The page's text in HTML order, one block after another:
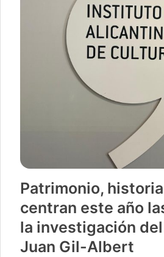
Patrimonio,
centran este año
la investigación
Juan Gil-Albert